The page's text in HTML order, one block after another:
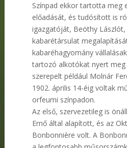
Színpad ekkor tartotta meg
előadását, és tudósított is
igazgatóját, Beöthy
kabarétársulat
kabaréhagyomány
tartozó alkotókat nyert meg
szerepelt például Molnár
1902. április 14-éig voltak
orfeumi színpadon.
Az első, szervezetileg is
Ernő által alapított, és az
Bonbonnière volt. A